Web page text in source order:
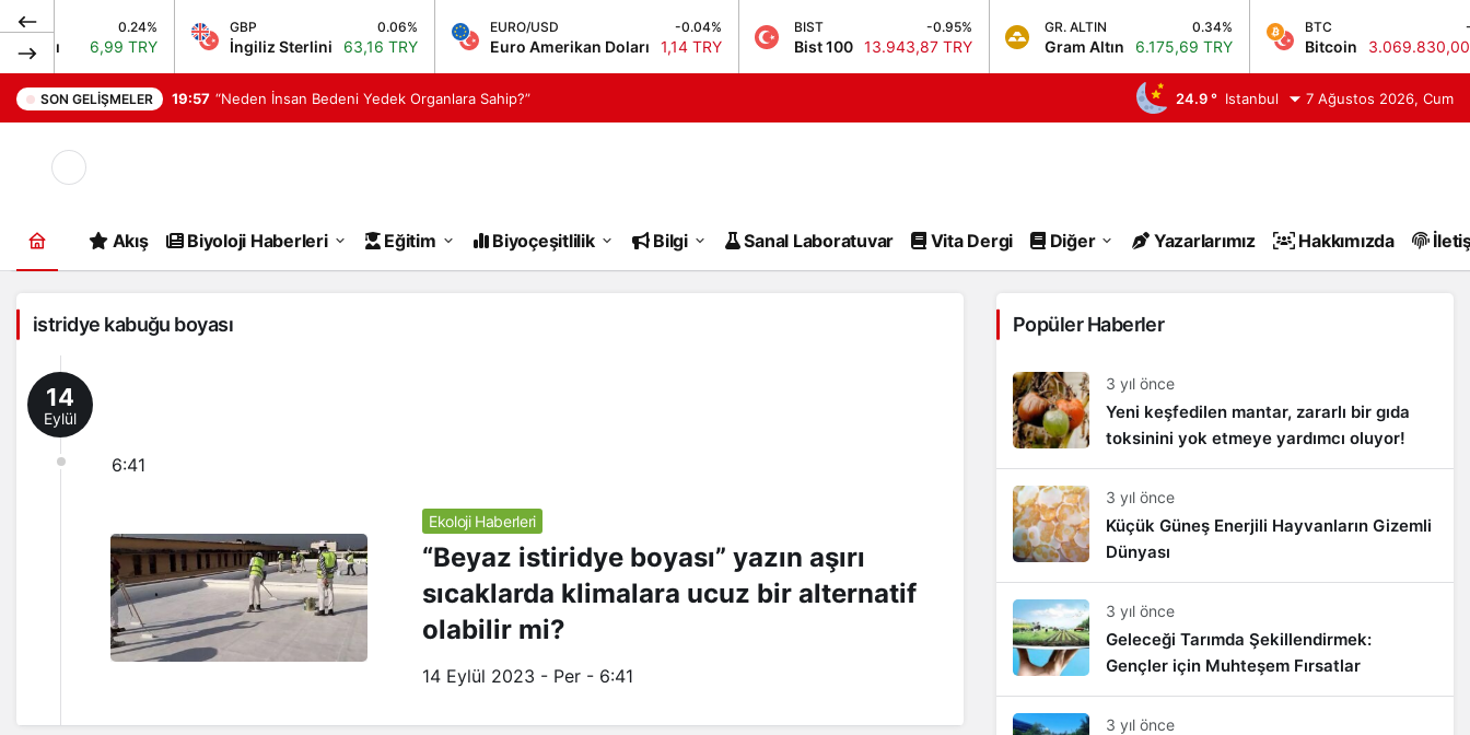
0.24%
6,99 TRY
GBP 0.06%
İngiliz Sterlini 63,16 TRY
EURO/USD -0.04%
Euro Amerikan Doları 1,14 TRY
BIST -0.95%
Bist 100 13.943,87 TRY
GR. ALTIN 0.34%
Gram Altın 6.175,69 TRY
BTC -0.3%
Bitcoin 3.069.830,00 TRY
SON GELIŞMELER 19:57 “Neden İnsan Bedeni Yedek Organlara Sahip?” 24.9 ° Istanbul 7 Ağustos 2026, Cum
Mod
Akış Biyoloji Haberleri Eğitim Biyoçeşitlilik Bilgi Sanal Laboratuvar Vita Dergi Diğer Yazarlarımız Hakkımızda
istridye kabuğu boyası
14
Eylül
6:41
Ekoloji Haberleri
“Beyaz istiridye boyası” yazın aşırı
sıcaklarda klimalara ucuz bir alternatif
olabilir mi?
14 Eylül 2023 - Per - 6:41
Popüler Haberler
3 yıl önce
Yeni keşfedilen mantar, zararlı bir gıda
toksinini yok etmeye yardımcı oluyor!
3 yıl önce
Küçük Güneş Enerjili Hayvanların Gizemli
Dünyası
3 yıl önce
Geleceği Tarımda Şekillendirmek:
Gençler için Muhteşem Fırsatlar
3 yıl önce